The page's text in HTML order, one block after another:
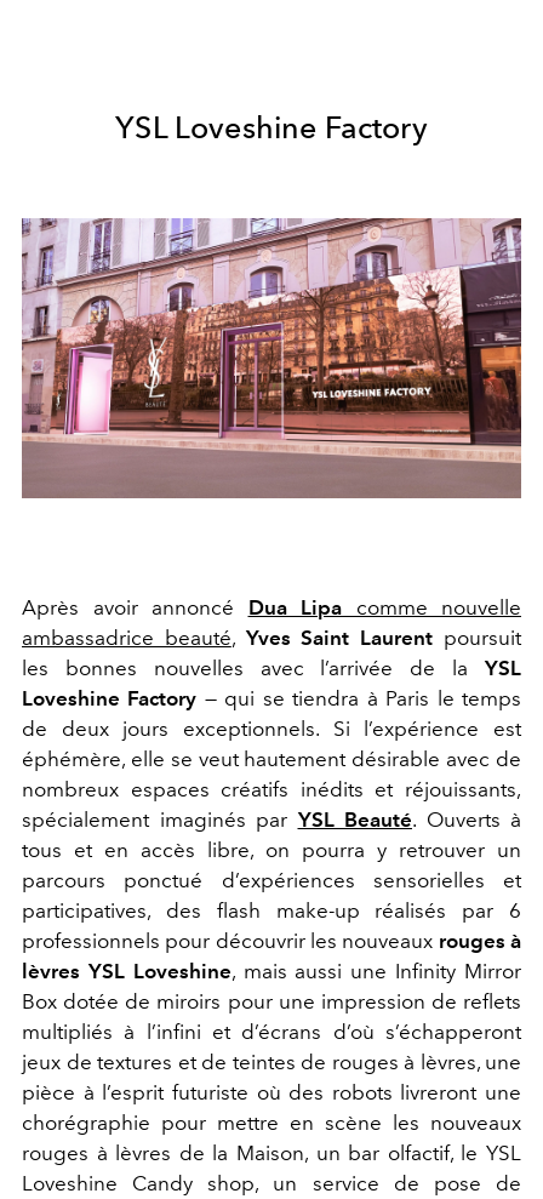
YSL Loveshine Factory
Après avoir annoncé Dua Lipa comme nouvelle
ambassadrice beauté, Yves Saint Laurent poursuit
les bonnes nouvelles avec l’arrivée de la YSL
Loveshine Factory — qui se tiendra à Paris le temps
de deux jours exceptionnels. Si l’expérience est
éphémère, elle se veut hautement désirable avec de
nombreux espaces créatifs inédits et réjouissants,
spécialement imaginés par YSL Beauté. Ouverts à
tous et en accès libre, on pourra y retrouver un
parcours ponctué d’expériences sensorielles et
participatives, des flash make-up réalisés par 6
professionnels pour découvrir les nouveaux rouges à
lèvres YSL Loveshine, mais aussi une Infinity Mirror
Box dotée de miroirs pour une impression de reflets
multipliés à l’infini et d’écrans d’où s’échapperont
jeux de textures et de teintes de rouges à lèvres, une
pièce à l’esprit futuriste où des robots livreront une
chorégraphie pour mettre en scène les nouveaux
rouges à lèvres de la Maison, un bar olfactif, le YSL
Loveshine Candy shop, un service de pose de